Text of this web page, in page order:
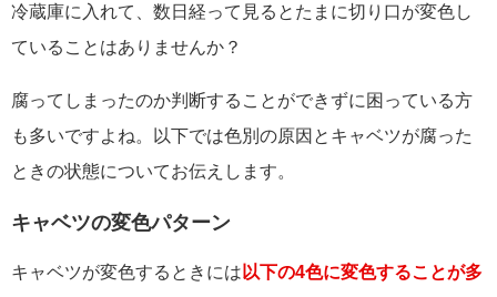
冷蔵庫に入れて、数日経って見るとたまに切り口が変色し
ていることはありませんか？
腐ってしまったのか判断することができずに困っている方
も多いですよね。以下では色別の原因とキャベツが腐った
ときの状態についてお伝えします。
キャベツの変色パターン
キャベツが変色するときには 以下の4色に変色することが多